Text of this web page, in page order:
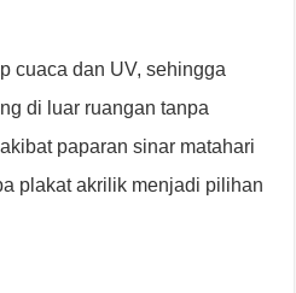
cuaca dan UV, sehingga
di luar ruangan tanpa
paparan sinar matahari
plakat akrilik menjadi pilihan